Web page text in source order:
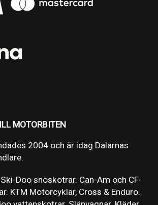
MOTORBITEN
2004 och är idag Dalarnas
Doo snöskotrar. Can-Am och CF-
KTM Motorcyklar, Cross & Enduro.